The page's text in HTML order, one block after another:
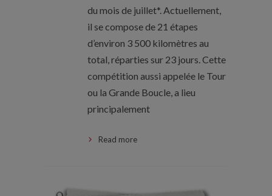
du mois de juillet*. Actuellement,
il se compose de 21 étapes
d’environ 3 500 kilomètres au
total, réparties sur 23 jours. Cette
compétition aussi appelée le Tour
ou la Grande Boucle, a lieu
principalement
Read more